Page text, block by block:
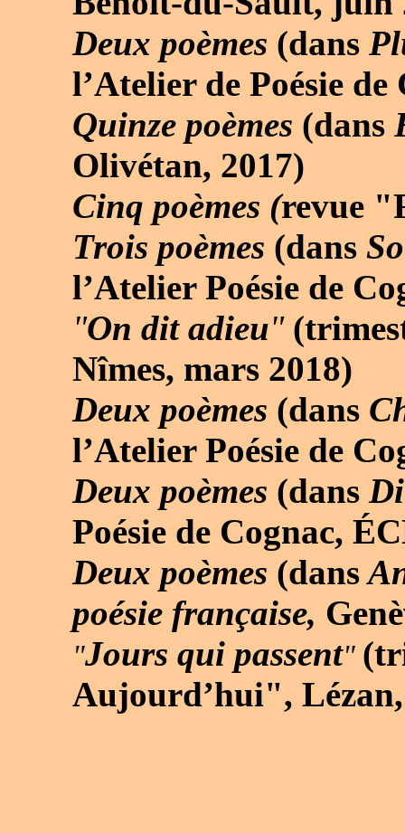
Deux poèmes (dans
l’Atelier de Poésie
Quinze poèmes (dans
Olivétan, 2017)
Cinq poèmes (revue "
Trois poèmes (dans
l’Atelier Poésie de
"On dit adieu"
Nîmes, mars 2018)
Deux poèmes (dans
l’Atelier Poésie de
Deux poèmes (dans
Poésie de Cognac,
Deux poèmes (dans
poésie française,
"Jours qui passent"
Aujourd’hui",